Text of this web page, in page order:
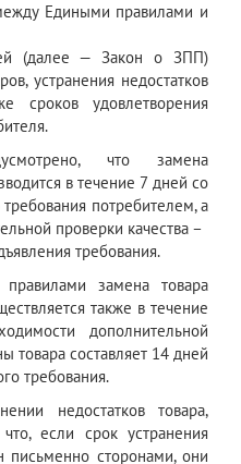
Едиными правилами и
(далее — Закон о ЗПП)
устранения недостатков
сроков удовлетворения
что замена
в течение 7 дней со
потребителем, а
проверки качества –
требования.
замена товара
также в течение
дополнительной
товара составляет 14 дней
требования.
недостатков товара,
если срок устранения
письменно сторонами, они